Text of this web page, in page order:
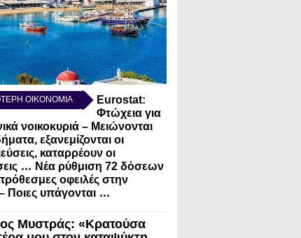
ΟΙΚΟΝΟΜΙΑ
Eurostat:
Φτώχεια για
νοικοκυριά – Μειώνονται
εξανεμίζονται οι
καταρρέουν οι
... Νέα ρύθμιση 72 δόσεων
οφειλές στην
Ποιες υπάγονται ...
Μυστράς: «Κρατούσα